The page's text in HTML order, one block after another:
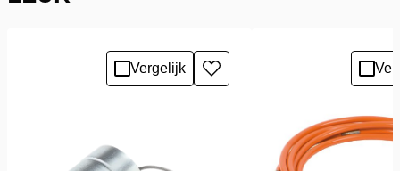
Vergelijk
Toevoegen
aan